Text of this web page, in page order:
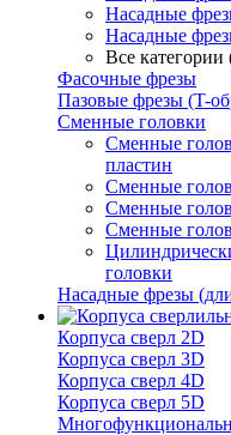
Насадные
Насадные
Все категории
Фасочные фрезы
Пазовые фрезы (T-
Сменные головки
Сменные
пластин
Сменные
Сменные
Сменные
головки
Насадные фрезы
Корпуса сверл 2D
Корпуса сверл 3D
Корпуса сверл 4D
Корпуса сверл 5D